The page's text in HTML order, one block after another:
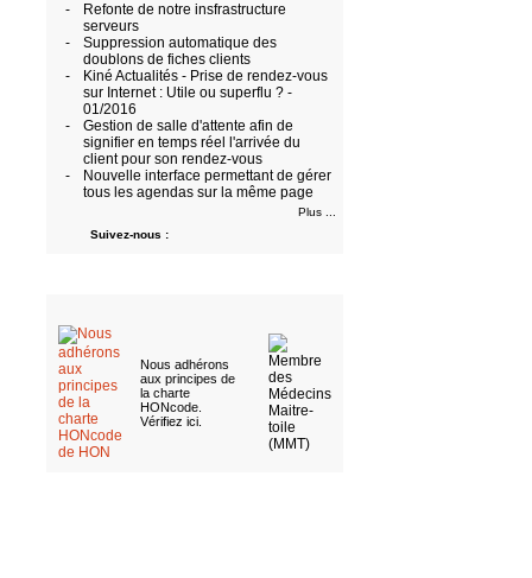
-
Refonte de notre insfrastructure
serveurs
-
Suppression automatique des
doublons de fiches clients
-
Kiné Actualités - Prise de rendez-vous
sur Internet : Utile ou superflu ? -
01/2016
-
Gestion de salle d'attente afin de
signifier en temps réel l'arrivée du
client pour son rendez-vous
-
Nouvelle interface permettant de gérer
tous les agendas sur la même page
Plus ...
Suivez-nous :
Nous adhérons
aux principes de
la charte
HONcode.
Vérifiez ici.